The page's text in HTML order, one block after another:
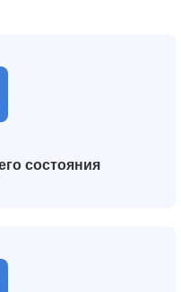
состояния